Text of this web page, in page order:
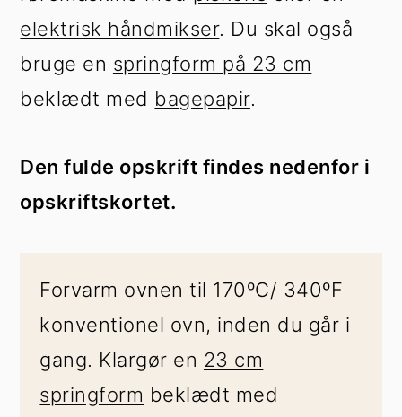
elektrisk håndmikser. Du skal også
bruge en springform på 23 cm
beklædt med bagepapir.
Den fulde opskrift findes nedenfor i
opskriftskortet.
Forvarm ovnen til 170ºC/ 340ºF
konventionel ovn, inden du går i
gang. Klargør en 23 cm
springform beklædt med